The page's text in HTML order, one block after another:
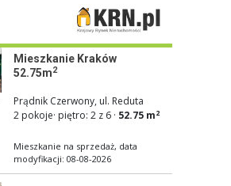
Mieszkanie Kraków
52.75m2
Prądnik Czerwony, ul. Reduta
2 pokoje· piętro: 2 z 6 · 52.75 m2
Mieszkanie na sprzedaż, data
modyfikacji: 08-08-2026